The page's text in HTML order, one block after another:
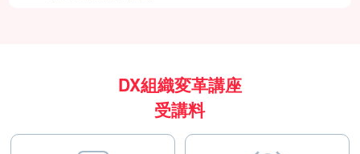
DX組織変革講座
受講料